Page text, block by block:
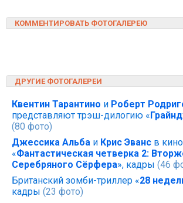
КОММЕНТИРОВАТЬ ФОТОГАЛЕРЕЮ
ДРУГИЕ ФОТОГАЛЕРЕИ
Квентин Тарантино и Роберт
представляют трэш-дилогию «
(80 фото)
Джессика Альба и Крис Эванс в
«Фантастическая четверка 2:
Серебряного Сёрфера», кадры (46
Британский зомби-триллер «28
кадры (23 фото)